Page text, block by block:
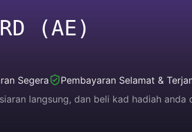
(AE)
Segera
Pembayaran Selamat &
langsung, dan beli kad hadiah